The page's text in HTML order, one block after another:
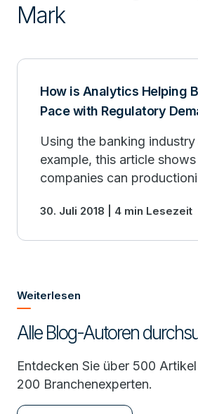
Mark
How is Analytics Helping
Pace with Regulatory
Using the banking industry
example, this article
companies can
30. Juli 2018 | 4 min Lesezeit
Weiterlesen
Alle Blog-Autoren
Entdecken Sie über 500
200 Branchenexperten.